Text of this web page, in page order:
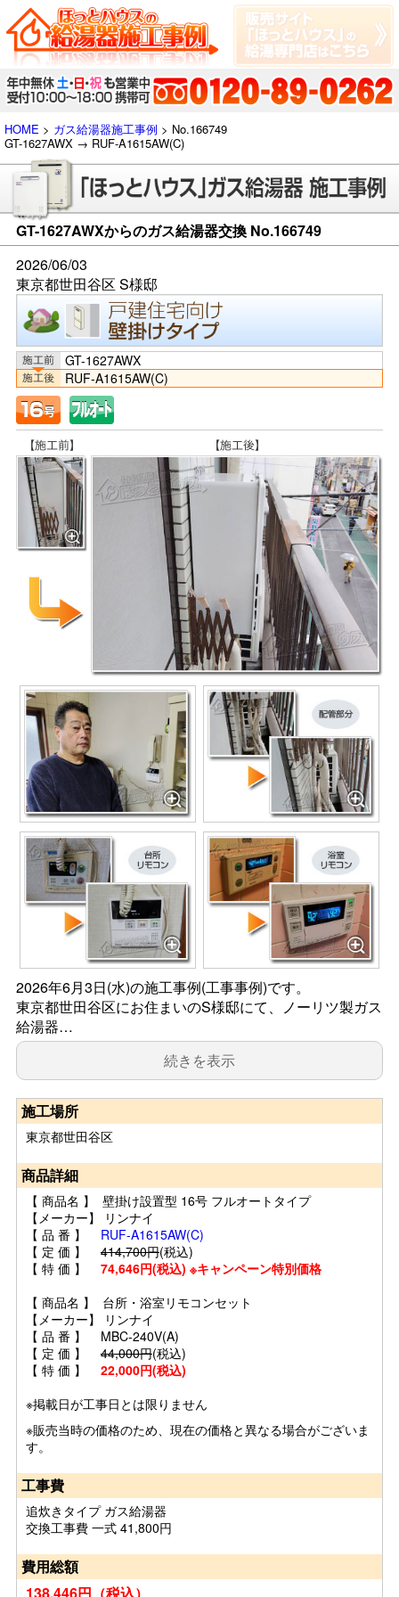
HOME > ガス給湯器施工事例 > No.166749
GT-1627AWX → RUF-A1615AW(C)
GT-1627AWXからのガス給湯器交換 No.166749
2026/06/03
東京都世田谷区 S様邸
GT-1627AWX
RUF-A1615AW(C)
2026年6月3日(水)の施工事例(工事事例)です。
東京都世田谷区にお住まいのS様邸にて、ノーリツ製ガス
給湯器…
続きを表示
施工場所
東京都世田谷区
商品詳細
【 商品名 】 壁掛け設置型 16号 フルオートタイプ
【メーカー】 リンナイ
【 品 番 】 RUF-A1615AW(C)
【 定 価 】 414,700円(税込)
【 特 価 】 74,646円(税込) ※キャンペーン特別価格
【 商品名 】 台所・浴室リモコンセット
【メーカー】 リンナイ
【 品 番 】 MBC-240V(A)
【 定 価 】 44,000円(税込)
【 特 価 】 22,000円(税込)
※掲載日が工事日とは限りません
※販売当時の価格のため、現在の価格と異なる場合がございま
す。
工事費
追炊きタイプ ガス給湯器
交換工事費 一式 41,800円
費用総額
138,446円（税込）